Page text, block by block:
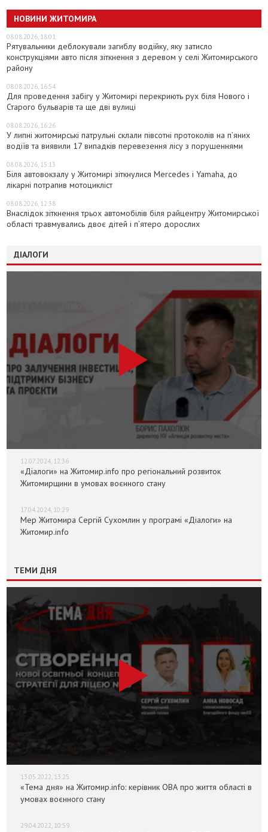
НОВИНИ ЖИТОМИРА
08.08.2026, 18:01
Рятувальники деблокували загиблу водійку, яку затисло
конструкціями авто після зіткнення з деревом у селі Житомирського
району
08.08.2026, 16:54
Для проведення забігу у Житомирі перекриють рух біля Нового і
Старого бульварів та ще дві вулиці
08.08.2026, 16:26
У липні житомирські патрульні склали півсотні протоколів на пʼяних
водіїв та виявили 17 випадків перевезення лісу з порушеннями
08.08.2026, 15:13
Біля автовокзалу у Житомирі зіткнулися Mercedes і Yamaha, до
лікарні потрапив мотоцикліст
08.08.2026, 12:38
Внаслідок зіткнення трьох автомобілів біля райцентру Житомирської
області травмувались двоє дітей і пʼятеро дорослих
ДІАЛОГИ
12.07.2024, 12:36
«Діалоги» на Житомир.info про регіональний розвиток
Житомирщини в умовах воєнного стану
17.04.2024, 10:29
Мер Житомира Сергій Сухомлин у програмі «Діалоги» на
Житомир.info
ТЕМИ ДНЯ
13.05.2022, 13:25
«Тема дня» на Житомир.info: керівник ОВА про життя області в
умовах воєнного стану
29.04.2022, 10:59